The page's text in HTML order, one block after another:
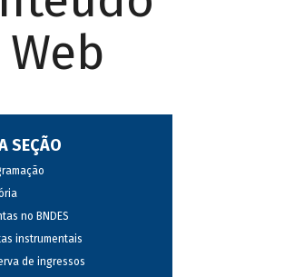
SEÇÃO
no BNDES
instrumentais
de ingressos